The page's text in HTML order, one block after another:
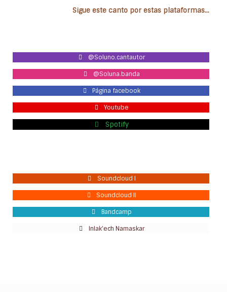
Sigue este canto por estas plataformas...
@Soluno.cantautor
@Soluna.banda
Página facebook
Youtube
Spotify
Soundcloud I
Soundcloud II
Bandcamp
Inlak'ech Namaskar